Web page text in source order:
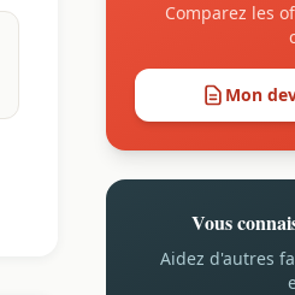
Comparez les
Mon
Vous
Aidez d'autres